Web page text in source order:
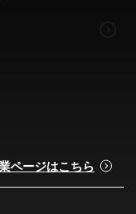
ページはこちら